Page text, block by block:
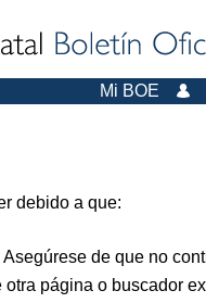
Mi BOE
debido a que:
de que no
página o buscador